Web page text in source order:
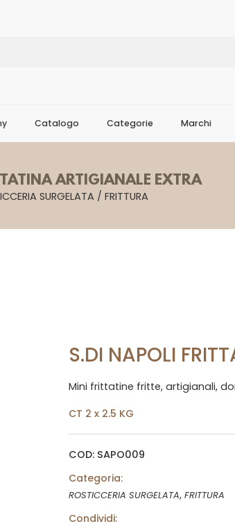
Catalogo Categorie Marchi
ARTIGIANALE EXTRA
SURGELATA / FRITTURA
S.DI NAPOLI
Mini frittatine fritte, artigianali,
CT 2 x 2.5 KG
COD: SAPO009
Categoria:
ROSTICCERIA SURGELATA, FRITTURA
Condividi: